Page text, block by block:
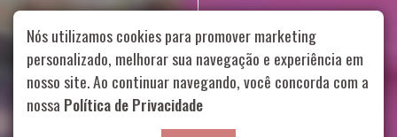
Rua Aurélia, 1714 – Vila Romana, São Paulo – SP | 55 11
99178-5848 | contato@nucleofood.com
Role para continar
Nós utilizamos cookies para promover marketing
personalizado, melhorar sua navegação e experiência em
nosso site. Ao continuar navegando, você concorda com a
nossa Política de Privacidade